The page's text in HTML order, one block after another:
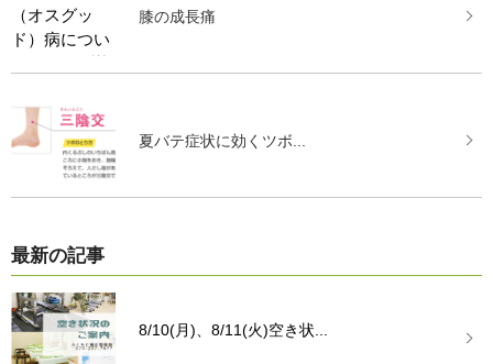
膝の成長痛
夏バテ症状に効くツボ...
最新の記事
8/10(月)、8/11(火)空き状...